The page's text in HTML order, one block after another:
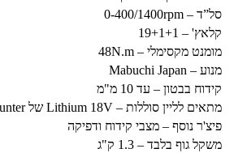
סל”ד – 0-400/1400rpm
קלאץ' – 19+1+1
מומנט מקסימלי – 48N.m
מנוע – Mabuchi Japan
קידוח בבטון – עד 10 מ"מ
מתאים לליין סוללות – Lithium 18V של Hunter
פיצ'ר נוסף – מצבי קידוח ודפיקה
משקל גוף בלבד – 1.3 ק"ג